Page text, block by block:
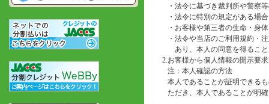
・ 法令に基づき裁判所や警察
・ 法令に特別の規定がある場合
・ お客様や第三者の生命・身
・ 法令や当店のご利用規約・
あり、本人の同意を得るこ
2.お客様から個人情報の開示要
注：本人確認の方法
本人であることが証明できる
ただき、本人であることが明